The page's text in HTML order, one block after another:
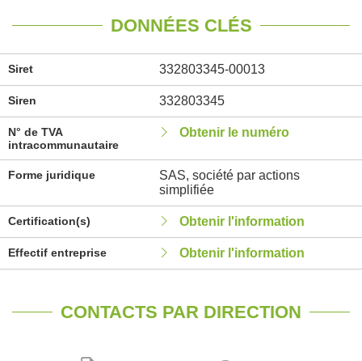
DONNÉES CLÉS
Siret 332803345-00013
Siren 332803345
N° de TVA
intracommunautaire
Obtenir le numéro
Forme juridique
SAS, société par actions
simplifiée
Certification(s) Obtenir l'information
Effectif entreprise Obtenir l'information
CONTACTS PAR DIRECTION